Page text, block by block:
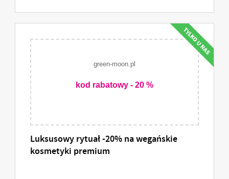
green-moon.pl
kod rabatowy - 20 %
Luksusowy rytuał -20% na wegańskie
kosmetyki premium